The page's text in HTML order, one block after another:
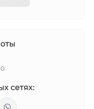
сетях: